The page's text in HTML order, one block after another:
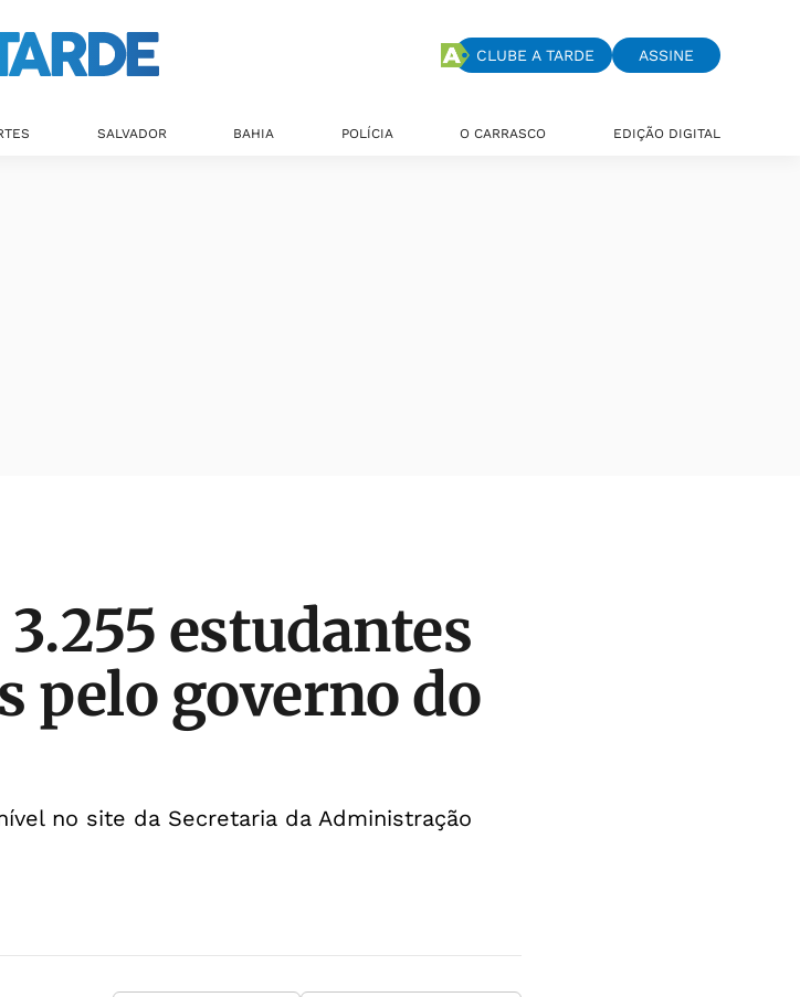
CLUBE A TARDE ASSINE
SALVADOR BAHIA POLÍCIA O CARRASCO EDIÇÃO DIGITAL
estudantes
pelo governo do
no site da Secretaria da Administração